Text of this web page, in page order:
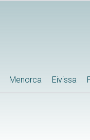
Menorca Eivissa